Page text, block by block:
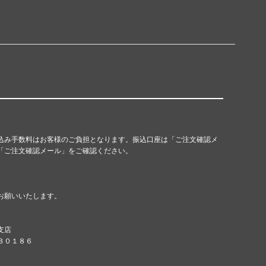
手数料はお客様のご負担となります。振込口座は「ご注文確認メ
注文確認メール」をご確認ください。
いいたします。
店
０１８６